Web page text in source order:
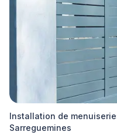
Installation de
Sarreguemines